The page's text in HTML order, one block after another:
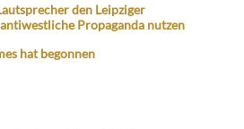
den Leipziger
Propaganda nutzen
hat begonnen